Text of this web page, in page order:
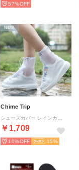
57%
Chime Trip
￥1,709
NEW
10% 15